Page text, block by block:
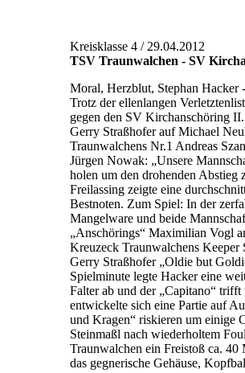
Kreisklasse 4 / 29.04.2012
TSV Traunwalchen - SV
Moral, Herzblut, Stephan Hacker
Trotz der ellenlangen
gegen den SV Kirchanschöring
Gerry Straßhofer auf Michael
Traunwalchens Nr.1 Andreas
Jürgen Nowak: „Unsere
holen um den drohenden Abstieg
Freilassing zeigte eine
Bestnoten. Zum Spiel: In der
Mangelware und beide
„Anschörings“ Maximilian Vogl
Kreuzeck Traunwalchens
Gerry Straßhofer „Oldie but
Spielminute legte Hacker eine
Falter ab und der „Capitano“
entwickelte sich eine Partie auf
und Kragen“ riskieren um einige
Steinmaßl nach wiederholtem
Traunwalchen ein Freistoß ca.
das gegnerische Gehäuse,